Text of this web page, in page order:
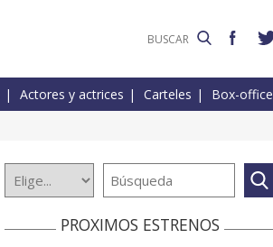
Actores y actrices Carteles Box-office
PROXIMOS ESTRENOS